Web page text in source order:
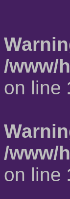
/www/
on line
/www/
on line